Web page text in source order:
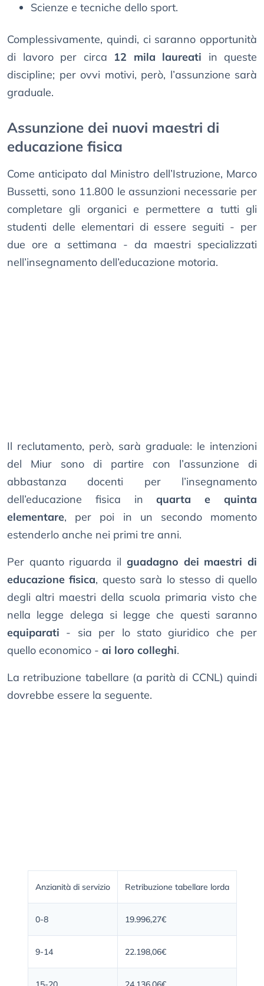
Scienze e tecniche dello sport.
Complessivamente, quindi, ci saranno opportunità
di lavoro per circa 12 mila laureati in queste
discipline; per ovvi motivi, però, l’assunzione sarà
graduale.
Assunzione dei nuovi maestri di
educazione fisica
Come anticipato dal Ministro dell’Istruzione, Marco
Bussetti, sono 11.800 le assunzioni necessarie per
completare gli organici e permettere a tutti gli
studenti delle elementari di essere seguiti - per
due ore a settimana - da maestri specializzati
nell’insegnamento dell’educazione motoria.
Il reclutamento, però, sarà graduale: le intenzioni
del Miur sono di partire con l’assunzione di
abbastanza docenti per l’insegnamento
dell’educazione fisica inquarta e quinta
elementare, per poi in un secondo momento
estenderlo anche nei primi tre anni.
Per quanto riguarda il guadagno dei maestri di
educazione fisica, questo sarà lo stesso di quello
degli altri maestri della scuola primaria visto che
nella legge delega si legge che questi saranno
equiparati - sia per lo stato giuridico che per
quello economico - ai loro colleghi.
La retribuzione tabellare (a parità di CCNL) quindi
dovrebbe essere la seguente.
Anzianità di servizio Retribuzione tabellare lorda
0-8 19.996,27€
9-14 22.198,06€